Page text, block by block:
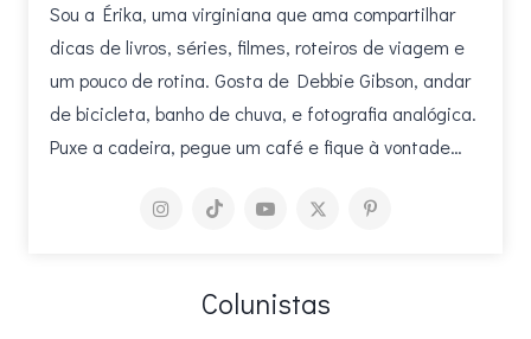
Sou a Érika, uma virginiana que ama compartilhar
dicas de livros, séries, filmes, roteiros de viagem e
um pouco de rotina. Gosta de Debbie Gibson, andar
de bicicleta, banho de chuva, e fotografia analógica.
Puxe a cadeira, pegue um café e fique à vontade…
Colunistas